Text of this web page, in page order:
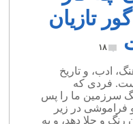
تازیان
۱۸
ادب، و تاریخ
فردی که
سرزمین ما را پس
فراموشی در زیر
رنگ و جلا دهد، و به